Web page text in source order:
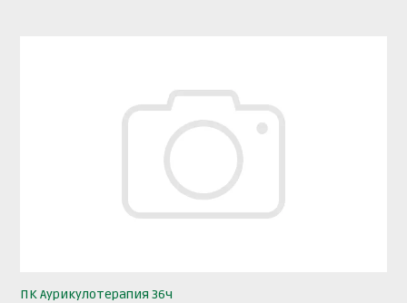
ПК Аурикулотерапия 36ч